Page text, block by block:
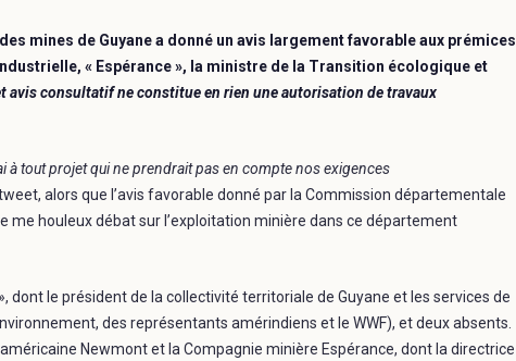
mines de Guyane a donné un avis largement favorable aux prémices
« Espérance », la ministre de la Transition écologique et
avis consultatif ne constitue en rien une autorisation de travaux
à tout projet qui ne prendrait pas en compte nos exigences
alors que l’avis favorable donné par la Commission départementale
me houleux débat sur l’exploitation minière dans ce département
», dont le président de la collectivité territoriale de Guyane et les services de
des représentants amérindiens et le WWF), et deux absents.
Newmont et la Compagnie minière Espérance, dont la directrice